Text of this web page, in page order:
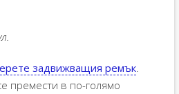
задвижващия ремък.
премести в по-голямо